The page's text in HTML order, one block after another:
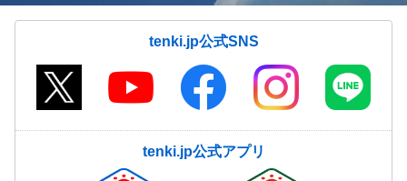
tenki.jp公式SNS
tenki.jp公式アプリ